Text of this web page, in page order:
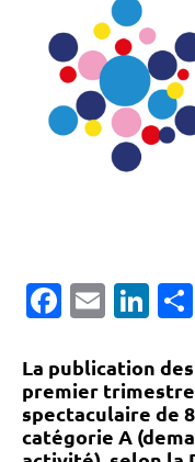
Facebook
Email
La publication
premier trimestre
spectaculaire de
catégorie A